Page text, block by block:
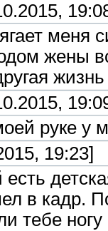
меня
жены
руке у
19:23]
в кадр.
тебе